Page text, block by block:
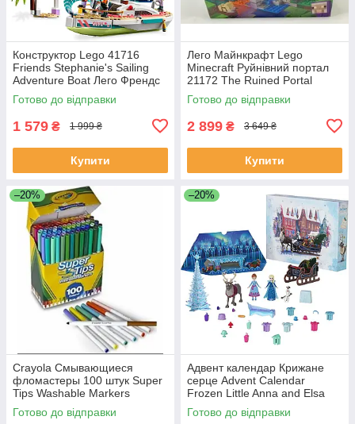
Конструктор Lego 41716
Friends Stephanie's Sailing
Adventure Boat Лего Френдс
Пригоди Стефані на яхті
Готово до відправки
1 579 ₴ 1 999 ₴
Купити
Лего Майнкрафт Lego
Minecraft Руйнівний портал
21172 The Ruined Portal
Готово до відправки
2 899 ₴ 3 649 ₴
Купити
–20%
Crayola Смывающиеся
фломастеры 100 штук Super
Tips Washable Markers
Готово до відправки
–20%
Адвент календар Крижане
серце Advent Calendar
Frozen Little Anna and Elsa
Mattel Disney
Готово до відправки